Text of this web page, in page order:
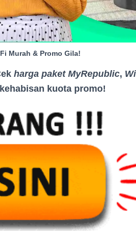
Murah & Promo Gila!
harga paket MyRepublic,
kuota promo!